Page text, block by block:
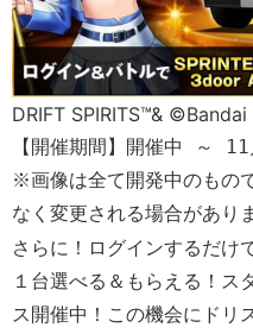
DRIFT SPIRITS™&
【開催期間】開催中 ～
※画像は全て開発中のもの
なく変更される場合があり
さらに！ログインするだ
１台選べる＆もらえる！ス
ス開催中！この機会にドリ